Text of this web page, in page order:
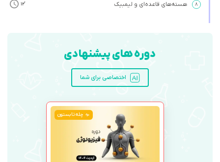
۸ هسته‌های قاعده‌ای و لیمبیک ’12
دوره های پیشنهادی
اختصاصی برای شما
چله تابستون